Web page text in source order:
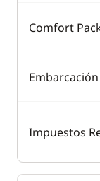
Comfort
Impuestos